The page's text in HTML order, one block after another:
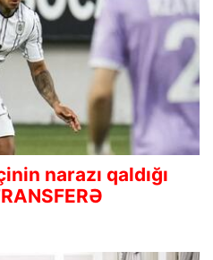
narazı qaldığı